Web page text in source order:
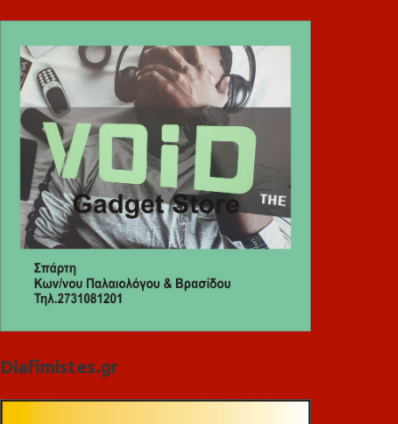
Diafimistes.gr